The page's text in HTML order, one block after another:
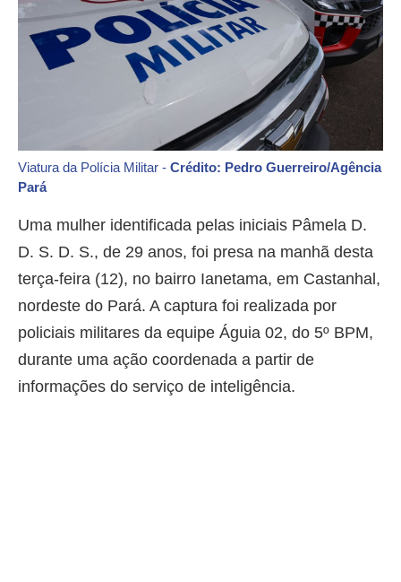
Viatura da Polícia Militar - Crédito: Pedro Guerreiro/Agência
Pará
Uma mulher identificada pelas iniciais Pâmela D.
D. S. D. S., de 29 anos, foi presa na manhã desta
terça-feira (12), no bairro Ianetama, em Castanhal,
nordeste do Pará. A captura foi realizada por
policiais militares da equipe Águia 02, do 5º BPM,
durante uma ação coordenada a partir de
informações do serviço de inteligência.